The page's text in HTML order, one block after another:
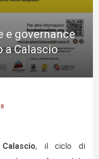
e governance
a Calascio
Calascio, il ciclo di